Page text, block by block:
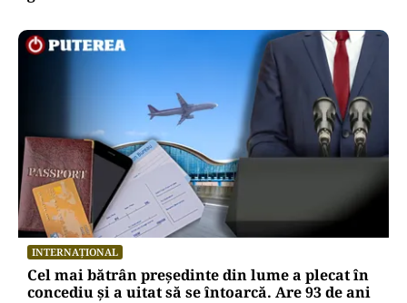
INTERNAȚIONAL
Cel mai bătrân președinte din lume a plecat în
concediu și a uitat să se întoarcă. Are 93 de ani